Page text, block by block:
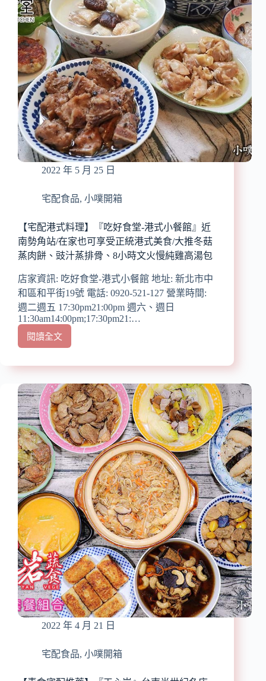
食
材/
種
口
味,
任
君
挑
選
吳
家
邊
趖』
防
疫
美
食/
基
隆
古
早
味
吃/
隆
冷
凍
宅
配
美
食/
鼎
邊
趖
原
基
隆
古
早
味
小
吃/
廟
口
小
吃
宅
配/
天
婦
羅/
紅
燒
鰻
2022 年 5 月 25 日
宅配食品, 小噗開箱
【宅配港式料理】『吃好食堂-港式小餐館』近
南勢角站/在家也可享受正統港式美食/大推冬菇
蒸肉餅、豉汁蒸排骨、8小時文火慢純雞高湯包
店家資訊: 吃好食堂-港式小餐館 地址: 新北市中
和區和平街19號 電話: 0920-521-127 營業時間:
週二週五 17:30pm21:00pm 週六、週日
11:30am14:00pm;17:30pm21:…
閱讀全文
【宅
港
料
理】
『吃
好
食
堂-
港
式
小
餐
館』
近
南
勢
角
站/
在
家
也
可
受
統
2022 年 4 月 21 日
宅配食品, 小噗開箱